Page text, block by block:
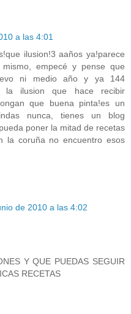
a las 4:01
ilusion!3 aaños ya!parece
empecé y pense que
ni medio año y ya 144
la ilusion que hace recibir
que buena pinta!es un
nunca, tienes un blog
poner la mitad de recetas
la coruña no encuentro esos
de 2010 a las 4:02
Y QUE PUEDAS SEGUIR
RECETAS